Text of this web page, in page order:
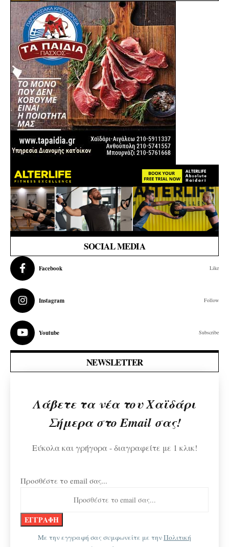
SOCIAL MEDIA
Facebook Like
Instagram Follow
Youtube Subscribe
NEWSLETTER
Λάβετε τα νέα του Χαϊδάρι
Σήμερα στο Email σας!
Εύκολα και γρήγορα - διαγραφείτε με 1 κλικ!
Προσθέστε το email σας...
Με την εγγραφή σας συμφωνείτε με τηνΠολιτική